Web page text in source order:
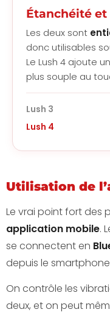
Étanchéité
Les deux sont
donc utilisables
Le Lush 4 ajoute
plus souple au
Lush 3
Lush 4
Utilisation de
Le vrai point fort des
application mobile.
se connectent en
depuis le
On contrôle les
deux, et on peut